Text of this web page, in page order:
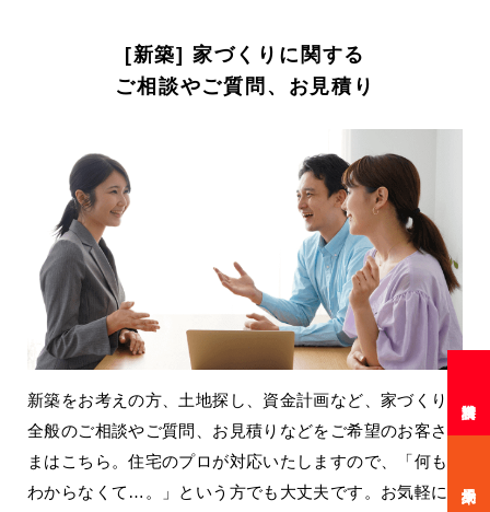
[新築] 家づくりに関する
ご相談やご質問、お見積り
新築をお考えの方、土地探し、資金計画など、家づくり
全般のご相談やご質問、お見積りなどをご希望のお客さ
まはこちら。住宅のプロが対応いたしますので、「何も
わからなくて…。」という方でも大丈夫です。お気軽に